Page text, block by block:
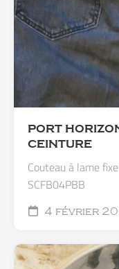
PORT
CEINTURE
Couteau à lame
SCFB04PBB
4 février